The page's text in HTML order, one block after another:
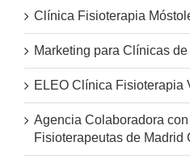
Clínica Fisioterapia
Marketing para Clínicas
ELEO Clínica Fisioterapia
Agencia Colaboradora
Fisioterapeutas de Madrid